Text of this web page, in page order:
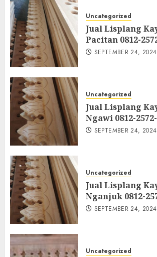
Uncategorized
Jual Lisplang
Pacitan 0812-
SEPTEMBER 24, 2024
Uncategorized
Jual Lisplang
Ngawi 0812-
SEPTEMBER 24, 2024
Uncategorized
Jual Lisplang
Nganjuk 0812-
SEPTEMBER 24, 2024
Uncategorized